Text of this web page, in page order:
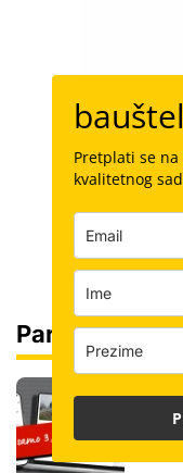
Partneri
3,99
Pretplati se
kvalitetnog